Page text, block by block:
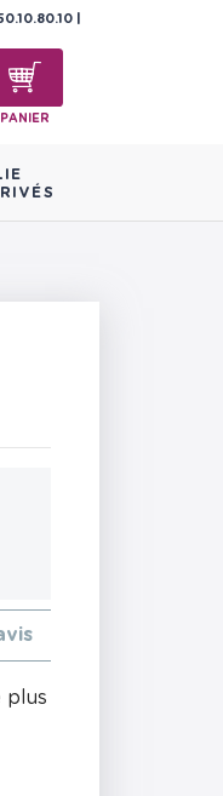
PANIER
plus